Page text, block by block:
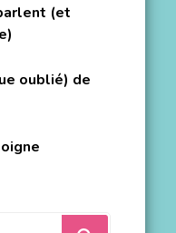
(et
oublié) de